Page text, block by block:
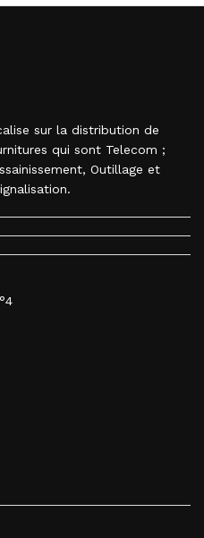
sur la distribution de
qui sont Telecom ;
Outillage et